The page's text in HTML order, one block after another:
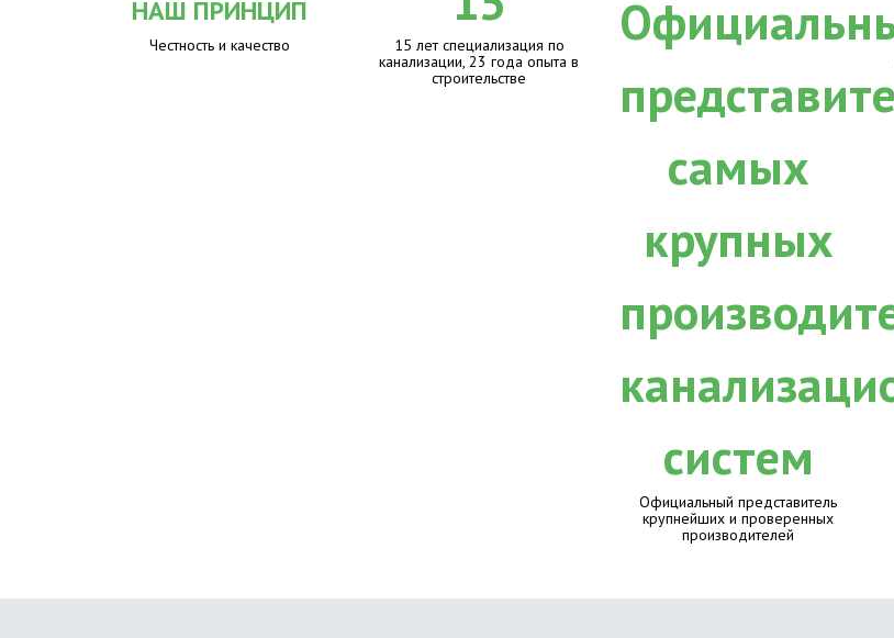
НАШ ПРИНЦИП
Честность и качество
15 лет специализация по
канализации, 23 года опыта в
строительстве
Официальный представитель
крупнейших и проверенных
производителей